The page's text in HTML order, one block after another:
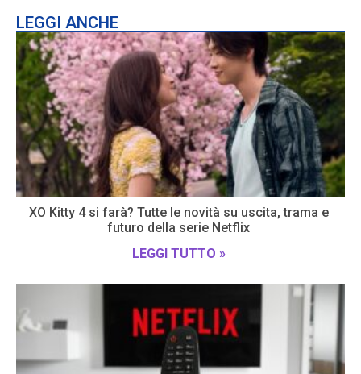
LEGGI ANCHE
XO Kitty 4 si farà? Tutte le novità su uscita, trama e
futuro della serie Netflix
LEGGI TUTTO »